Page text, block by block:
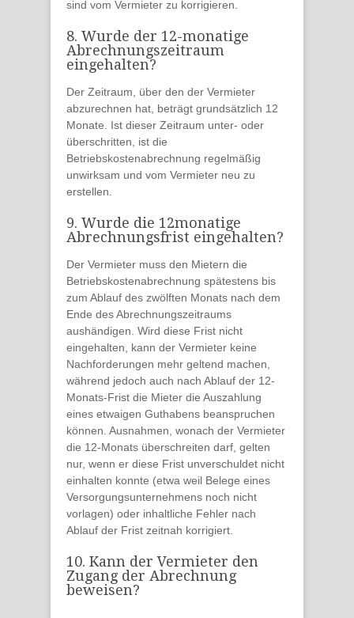
sind vom Vermieter zu korrigieren
8. Wurde der 12-monatige
Abrechnungszeitraum
eingehalten?
Der Zeitraum, über den der Vermieter
abzurechnen hat, beträgt grundsätzlich 12
Monate. Ist dieser Zeitraum unter- oder
überschritten , ist die
Betriebskostenabrechnung regelmäßig
unwirksam und vom Vermieter neu zu
erstellen.
9. Wurde die 12monatige
Abrechnungsfrist eingehalten?
Der Vermieter muss den Mietern die
Betriebskostenabrechnung spätestens bis
zum Ablauf des zwölften Monats nach dem
Ende des Abrechnungszeitraums
aushändigen . Wird diese Frist nicht
eingehalten, kann der Vermieter keine
Nachforderungen mehr geltend machen,
während jedoch auch nach Ablauf der 12-
Monats-Frist die Mieter die Auszahlung
eines etwaigen Guthabens beanspruchen
können. Ausnahmen , wonach der Vermieter
die 12-Monats überschreiten darf, gelten
nur, wenn er diese Frist unverschuldet nicht
einhalten konnte (etwa weil Belege eines
Versorgungsunternehmens noch nicht
vorlagen) oder inhaltliche Fehler nach
Ablauf der Frist zeitnah korrigiert.
10. Kann der Vermieter den
Zugang der Abrechnung
beweisen?